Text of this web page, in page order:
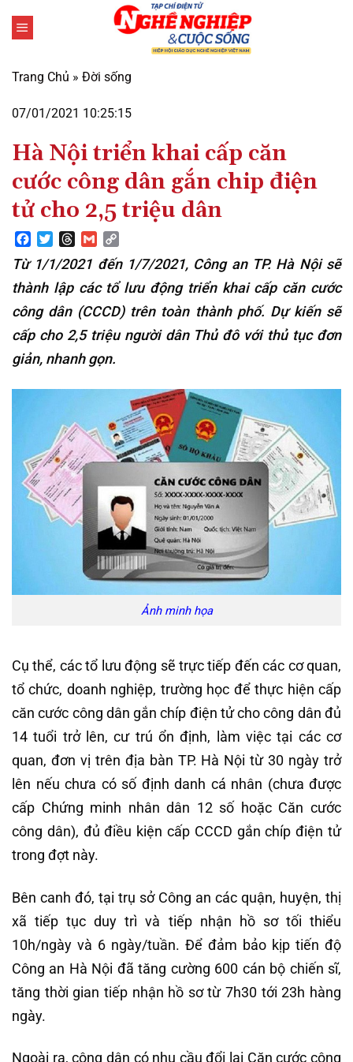
qua
dung
Trang Chủ » Đời sống
07/01/2021 10:25:15
Hà Nội triển khai cấp căn
cước công dân gắn chip điện
tử cho 2,5 triệu dân
Facebook
TwitterThreads
Gmail
Từ 1/1/2021 đến 1/7/2021, Công an TP. Hà Nội sẽ
thành lập các tổ lưu động triển khai cấp căn cước
công dân (CCCD) trên toàn thành phố. Dự kiến sẽ
cấp cho 2,5 triệu người dân Thủ đô với thủ tục đơn
giản, nhanh gọn.
Ảnh minh họa
Cụ thể, các tổ lưu động sẽ trực tiếp đến các cơ quan,
tổ chức, doanh nghiệp, trường học để thực hiện cấp
căn cước công dân gắn chíp điện tử cho công dân đủ
14 tuổi trở lên, cư trú ổn định, làm việc tại các cơ
quan, đơn vị trên địa bàn TP. Hà Nội từ 30 ngày trở
lên nếu chưa có số định danh cá nhân (chưa được
cấp Chứng minh nhân dân 12 số hoặc Căn cước
công dân), đủ điều kiện cấp CCCD gắn chíp điện tử
trong đợt này.
Bên canh đó, tại trụ sở Công an các quận, huyện, thị
xã tiếp tục duy trì và tiếp nhận hồ sơ tối thiểu
10h/ngày và 6 ngày/tuần. Để đảm bảo kịp tiến độ
Công an Hà Nội đã tăng cường 600 cán bộ chiến sĩ,
tăng thời gian tiếp nhận hồ sơ từ 7h30 tới 23h hàng
ngày.
Ngoài ra, công dân có nhu cầu đổi lại Căn cước công